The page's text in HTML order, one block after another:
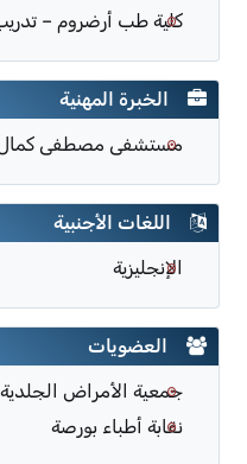
كلية طب أرضروم –
الخبرة المهنية
مستشفى مصطفى كمال
اللغات الأجنبية
الإنجليزية
العضويات
جمعية الأمراض الجلدية
نقابة أطباء بورصة